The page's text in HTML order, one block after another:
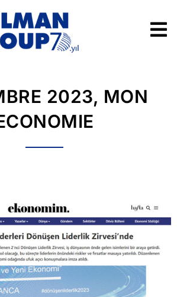
2023, MON